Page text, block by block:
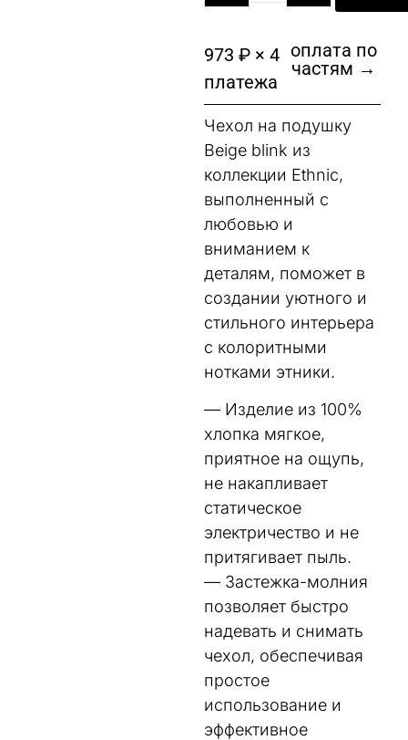
973 ₽ × 4
платежа
оплата по
частям →
Чехол на подушку
Beige blink из
коллекции Ethnic,
выполненный с
любовью и
вниманием к
деталям, поможет в
создании уютного и
стильного интерьера
с колоритными
нотками этники.
— Изделие из 100%
хлопка мягкое,
приятное на ощупь,
не накапливает
статическое
электричество и не
притягивает пыль.
— Застежка-молния
позволяет быстро
надевать и снимать
чехол, обеспечивая
простое
использование и
эффективное